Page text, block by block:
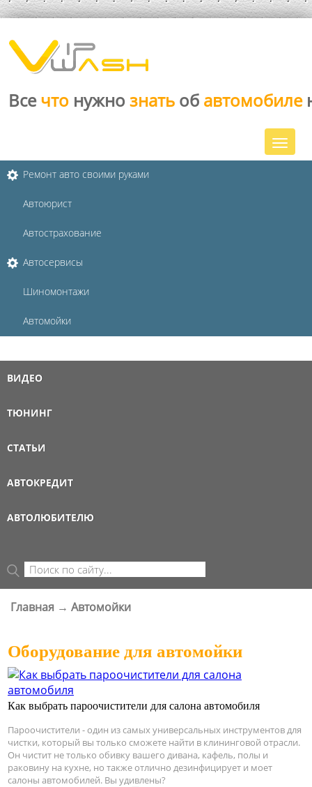
Все что нужно знать об автомобиле
Ремонт авто своими руками
Автоюрист
Автострахование
Автосервисы
Шиномонтажи
Автомойки
ВИДЕО
ТЮНИНГ
СТАТЬИ
АВТОКРЕДИТ
АВТОЛЮБИТЕЛЮ
ФОРМА ПОИСКА
Поиск
Главная → Автомойки
Оборудование для автомойки
Как выбрать пароочистители для салона автомобиля
Пароочистители - один из самых универсальных инструментов для
чистки, который вы только сможете найти в клининговой отрасли.
Он чистит не только обивку вашего дивана, кафель, полы и
раковину на кухне, но также отлично дезинфицирует и моет
салоны автомобилей. Вы удивлены?